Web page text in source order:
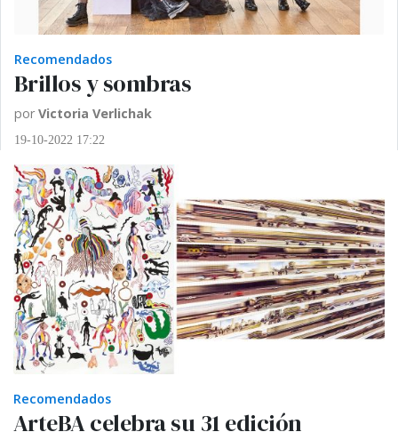
Recomendados
Brillos y sombras
porVictoria Verlichak
19-10-2022 17:22
Recomendados
ArteBA celebra su 31 edición